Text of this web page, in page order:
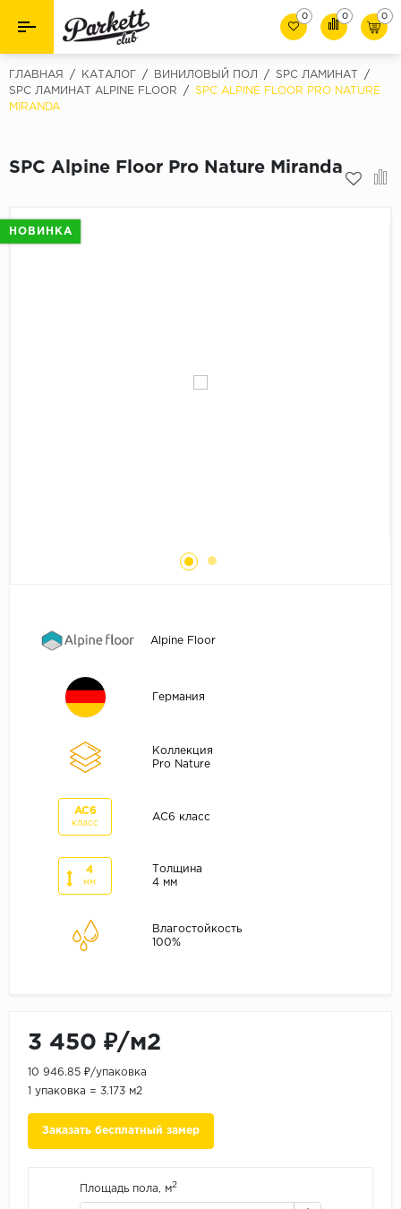
Назад
Ламинат
Назад
33 класс
Инженерная доска
Подложка под паркет и ламинат
0 0 0
ГЛАВНАЯ / КАТАЛОГ / ВИНИЛОВЫЙ ПОЛ / SPC ЛАМИНАТ
/
SPC ЛАМИНАТ ALPINE FLOOR
/
SPC ALPINE FLOOR PRO NATURE
MIRANDA
SPC Alpine Floor Pro Nature Miranda
НОВИНКА
Alpine Floor
Германия
Коллекция
Pro Nature
AC6
класс
AC6 класс
4
мм
Толщина
4 мм
Влагостойкость
100%
3 450 ₽/м2
10 946.85 ₽/упаковка
1 упаковка = 3.173 м2
Заказать бесплатный замер
Площадь пола, м2